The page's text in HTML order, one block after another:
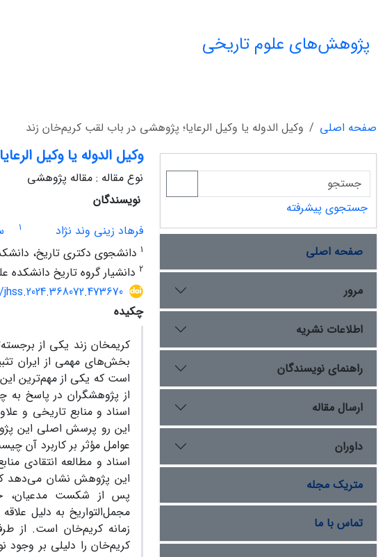
پژوهش‌های علوم تاریخی
صفحه اصلی وکیل الدوله یا وکیل الرعایا؛ پژوهشی در باب لقب کریم‌خان زند
وکیل الدوله یا وکیل
نوع مقاله : مقاله پژوهشی
نویسندگان
فرهاد زینی وند نژاد
1
1 دانشجوی دکتری تاریخ،
2 دانشیار گروه تاریخ دانشکده
چکیده
کریم­خان زند یکی از
بخش‌های مهمی از ایران
است که یکی از مهم‌ترین
از پژوهشگران در پاسخ به
اسناد و منابع تاریخی و
این رو پرسش اصلی این
عوامل مؤثر بر کاربرد آن
اسناد و مطالعه انتقادی
این پژوهش نشان می‌دهد که
پس از شکست مدعیان،
مجمل‌التواریخ به دلیل
زمانه کریم‌خان است. از
کریم‌خان را دلیلی بر
جستجوی پیشرفته
صفحه اصلی
مرور
اطلاعات نشریه
راهنمای نویسندگان
ارسال مقاله
داوران
متریک مجله
تماس با ما